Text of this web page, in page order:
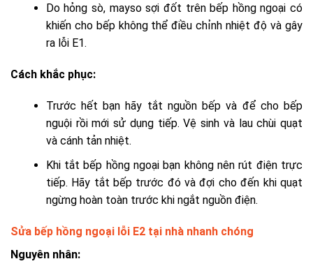
Do hỏng sò, mayso sợi đốt trên bếp hồng ngoại có
khiến cho bếp không thể điều chỉnh nhiệt độ và gây
ra lỗi E1.
Cách khắc phục:
Trước hết bạn hãy tắt nguồn bếp và để cho bếp
nguội rồi mới sử dụng tiếp. Vệ sinh và lau chùi quạt
và cánh tản nhiệt.
Khi tắt bếp hồng ngoại bạn không nên rút điện trực
tiếp. Hãy tắt bếp trước đó và đợi cho đến khi quạt
ngừng hoàn toàn trước khi ngắt nguồn điện.
Sửa bếp hồng ngoại lỗi E2 tại nhà nhanh chóng
Nguyên nhân: